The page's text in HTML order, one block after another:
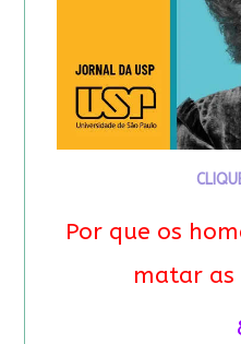
Por que os
matar as